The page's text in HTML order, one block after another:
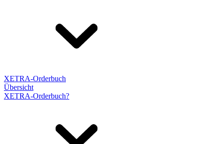
XETRA-Orderbuch
Übersicht
XETRA-Orderbuch?